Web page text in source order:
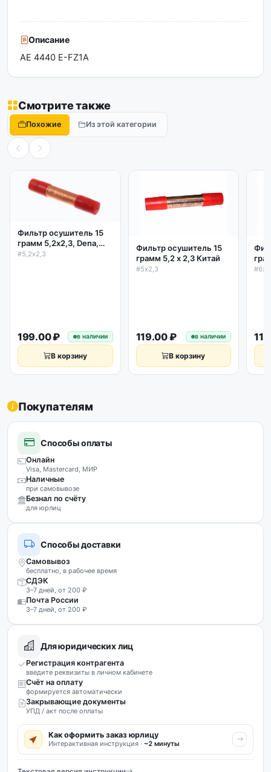
Описание
AE 4440 E-FZ1A
Смотрите также
Похожие Из этой категории
Фильтр осушитель 15
грамм 5,2х2,3, Dena,
Италия
#5,2х2,3
199.00 ₽ в наличии
В корзину
Фильтр осушитель 15
грамм 5,2 х 2,3 Китай
#5х2,3
119.00 ₽ в наличии
В корзину
Покупателям
Способы оплаты
Онлайн
Visa, Mastercard, МИР
Наличные
при самовывозе
Безнал по счёту
для юрлиц
Способы доставки
Самовывоз
бесплатно, в рабочее время
СДЭК
3–7 дней, от 200 ₽
Почта России
3–7 дней, от 200 ₽
Для юридических лиц
Регистрация контрагента
введите реквизиты в личном кабинете
Счёт на оплату
формируется автоматически
Закрывающие документы
УПД / акт после оплаты
Как оформить заказ юрлицу
Интерактивная инструкция · ~2 минуты